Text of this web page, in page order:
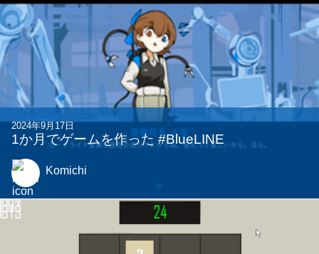
2024年9月17日
1か月でゲームを作った #BlueLINE
Komichi